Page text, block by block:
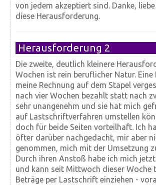
von jedem akzeptiert sind. Danke,
diese Herausforderung.
Herausforderung 2
Die zweite, deutlich kleinere
Wochen ist rein beruflicher Natur.
meine Rechnung auf dem Stapel
nach vier Wochen bezahlt statt nach
sehr unangenehm und sie hat mich
auf Lastschriftverfahren umstellen
doch für beide Seiten vorteilhaft. Ich
öfter darüber nachgedacht, mir aber
genommen, mich mit der Umsetzung
Durch ihren Anstoß habe ich mich
und kann seit Mittwoch dieser Woche
Beträge per Lastschrift einziehen -